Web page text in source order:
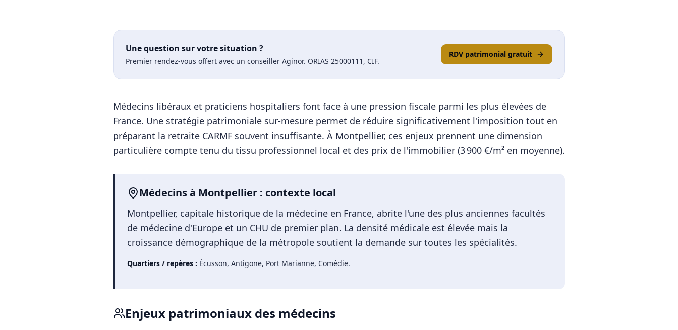
Une question sur votre situation ?
Premier rendez-vous offert avec un conseiller Aginor. ORIAS 25000111, CIF.
RDV patrimonial gratuit
Médecins libéraux et praticiens hospitaliers font face à une pression fiscale parmi les plus élevées de
France. Une stratégie patrimoniale sur-mesure permet de réduire significativement l'imposition tout en
préparant la retraite CARMF souvent insuffisante. À Montpellier, ces enjeux prennent une dimension
particulière compte tenu du tissu professionnel local et des prix de l'immobilier (3 900 €/m² en moyenne).
Médecinsà Montpellier : contexte local
Montpellier, capitale historique de la médecine en France, abrite l'une des plus anciennes facultés
de médecine d'Europe et un CHU de premier plan. La densité médicale est élevée mais la
croissance démographique de la métropole soutient la demande sur toutes les spécialités.
Quartiers / repères : Écusson, Antigone, Port Marianne, Comédie.
Enjeux patrimoniaux des médecins